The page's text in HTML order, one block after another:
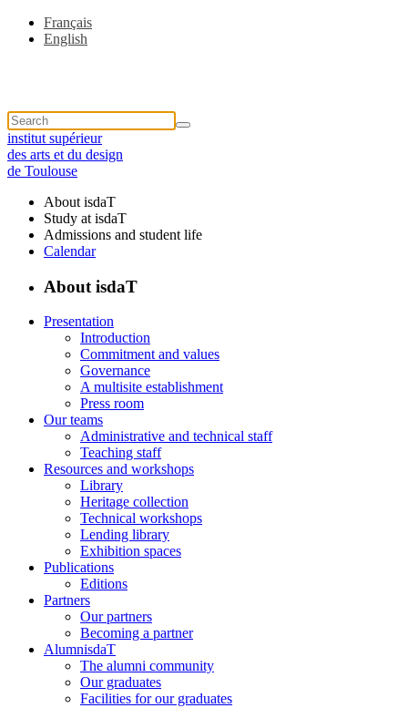
Français
English
institut supérieur
des arts et du design
de Toulouse
About isdaT
Study at isdaT
Admissions and student life
Calendar
About isdaT
Presentation
Introduction
Commitment and values
Governance
A multisite establishment
Press room
Our teams
Administrative and technical staff
Teaching staff
Resources and workshops
Library
Heritage collection
Technical workshops
Lending library
Exhibition spaces
Publications
Editions
Partners
Our partners
Becoming a partner
AlumnisdaT
The alumni community
Our graduates
Facilities for our graduates